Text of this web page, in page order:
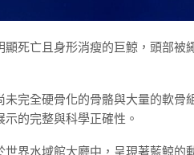
死亡且身形消瘦的巨鯨，頭部
未完全硬骨化的骨骼與大量的軟
的完整與科學正確性。
界水域館大廳中，呈現著藍鯨